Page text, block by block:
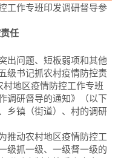
工作专班印发调研督导参
任
出问题、短板弱项和其他
级书记抓农村疫情防控责
地区疫情防控工作专班
调研督导的通知》（以下
乡镇（街道）、村的调研
推动农村地区疫情防控工
级抓一级、一级督一级的